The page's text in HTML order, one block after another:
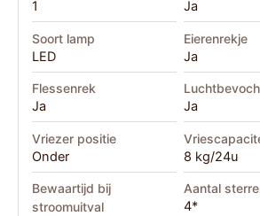
1 Ja
Soort lamp
LED
Eierenrekje
Ja
Flessenrek
Ja Ja
Vriezer positie
Onder 8 kg/24u
Bewaartijd bij
stroomuitval
Aantal
4*